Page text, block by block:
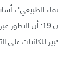
الطبيعي"،
الذي قام به داروين في
للكائنات على